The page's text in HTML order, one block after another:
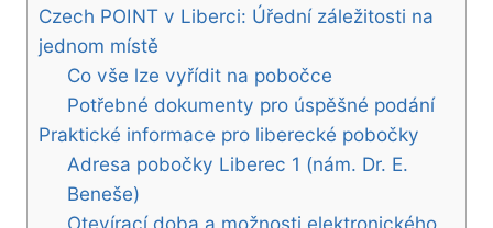
Czech POINT v Liberci: Úřední záležitosti na
jednom místě
Co vše lze vyřídit na pobočce
Potřebné dokumenty pro úspěšné podání
Praktické informace pro liberecké pobočky
Adresa pobočky Liberec 1 (nám. Dr. E.
Beneše)
Otevírací doba a možnosti elektronického